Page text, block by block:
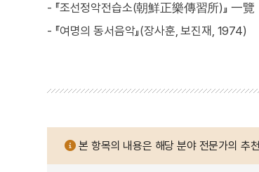
- 『조선정악전습소(朝鮮正樂傳習所)』 一覽
- 『여명의 동서음악』(장사훈, 보진재, 1974)
본 항목의 내용은 해당 분야 전문가의 추